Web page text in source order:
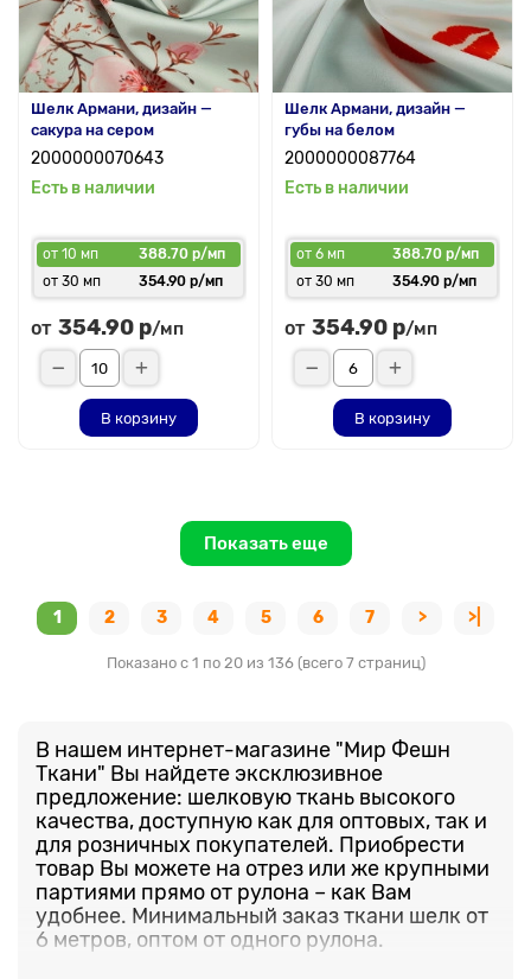
Шелк Армани, дизайн —
сакура на сером
2000000070643
Есть в наличии
от 10 мп
388.70 р/мп
от 30 мп
354.90 р/мп
от 354.90 р/мп
В корзину
Шелк Армани, дизайн —
губы на белом
2000000087764
Есть в наличии
от 6 мп
388.70 р/мп
от 30 мп
354.90 р/мп
от 354.90 р/мп
В корзину
Показать еще
1 2 3 4 5 6 7 > >|
Показано с 1 по 20 из 136 (всего 7 страниц)
В нашем интернет-магазине "Мир Фешн
Ткани" Вы найдете эксклюзивное
предложение: шелковую ткань высокого
качества, доступную как для оптовых, так и
для розничных покупателей. Приобрести
товар Вы можете на отрез или же крупными
партиями прямо от рулона – как Вам
удобнее. Минимальный заказ ткани шелк от
6 метров, оптом от одного рулона.